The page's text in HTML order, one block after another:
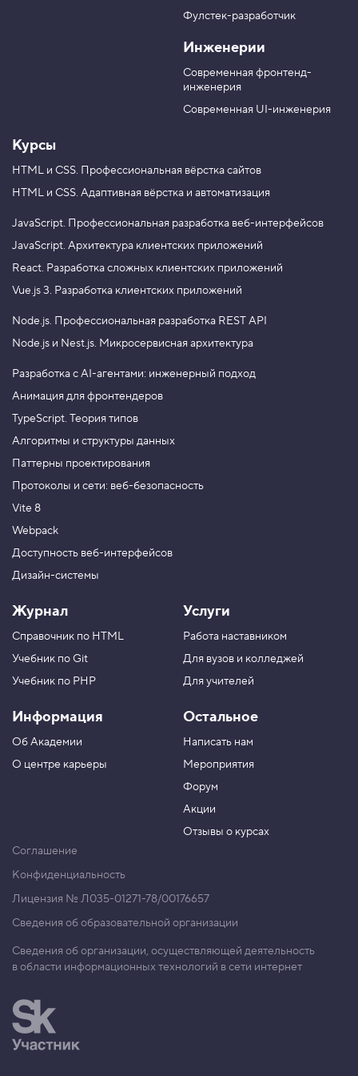
e
e
r
a
m
A
Фулстек-разработчик
Инженерии
Современная фронтенд-
инженерия
Современная UI-инженерия
Курсы
HTML и CSS. Профессиональная вёрстка сайтов
HTML и CSS. Адаптивная вёрстка и автоматизация
JavaScript. Профессиональная разработка веб-интерфейсов
JavaScript. Архитектура клиентских приложений
React. Разработка сложных клиентских приложений
Vue.js 3. Разработка клиентских приложений
Node.js. Профессиональная разработка REST API
Node.js и Nest.js. Микросервисная архитектура
Разработка с AI-агентами: инженерный подход
Анимация для фронтендеров
TypeScript. Теория типов
Алгоритмы и структуры данных
Паттерны проектирования
Протоколы и сети: веб-безопасность
Vite 8
Webpack
Доступность веб-интерфейсов
Дизайн-системы
Журнал
Справочник по HTML
Учебник по Git
Учебник по PHP
Информация
Об Академии
О центре карьеры
Услуги
Работа наставником
Для вузов и колледжей
Для учителей
Остальное
Написать нам
Мероприятия
Форум
Акции
Отзывы о курсах
Соглашение
Конфиденциальность
Лицензия № Л035-01271-78/00176657
Сведения об образовательной организации
Сведения об организации, осуществляющей деятельность
в области информационных технологий в сети интернет